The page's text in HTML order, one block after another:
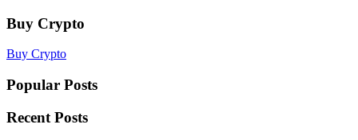
Buy Crypto
Buy Crypto
Popular Posts
Recent Posts